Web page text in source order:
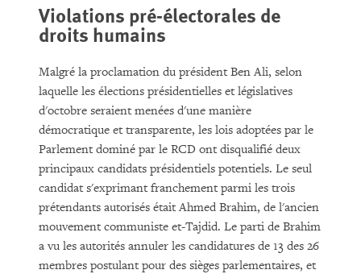
Violations pré-électorales de
droits humains
Malgré la proclamation du président Ben Ali, selon
laquelle les élections présidentielles et législatives
d'octobre seraient menées d'une manière
démocratique et transparente, les lois adoptées par le
Parlement dominé par le RCD ont disqualifié deux
principaux candidats présidentiels potentiels. Le seul
candidat s'exprimant franchement parmi les trois
prétendants autorisés était Ahmed Brahim, de l'ancien
mouvement communiste et-Tajdid. Le parti de Brahim
a vu les autorités annuler les candidatures de 13 des 26
membres postulant pour des sièges parlementaires, et